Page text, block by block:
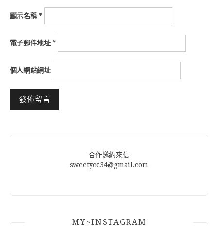
顯示名稱*
電子郵件地址 *
個人網站網址
合作邀約來信
sweetycc34@gmail.com
MY~INSTAGRAM